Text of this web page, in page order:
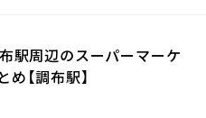
布駅周辺のスーパーマーケ
【調布駅】